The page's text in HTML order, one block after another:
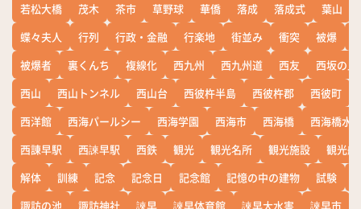
若松大橋
茂木 茶市 草野球 華僑 落成 落成式 葉山
蝶々夫人
行列 行政・金融 行楽地 街並み 衝突 被爆
被爆者
裏くんち 複線化 西九州 西九州道 西友
西坂の丘
西山
西山トンネル 西山台 西彼杵半島 西彼杵郡 西彼町
西洋館
西海パールシー 西海学園 西海市 西海橋
西海橋水
西諌早駅
西諫早駅 西鉄 観光 観光名所 観光施設
観光船
解体
訓練 記念 記念日 記念館 記憶の中の建物 試験
諏訪の池
諏訪神社 諫早 諫早体育館 諫早大水害 諫早市